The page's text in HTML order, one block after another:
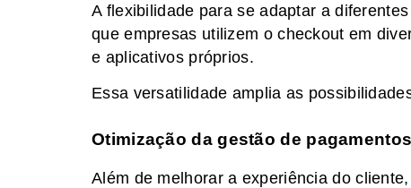
A flexibilidade para se adaptar a
que empresas utilizem o checkout em
e aplicativos próprios.
Essa versatilidade amplia as
Otimização da gestão de pagamentos
Além de melhorar a experiência do